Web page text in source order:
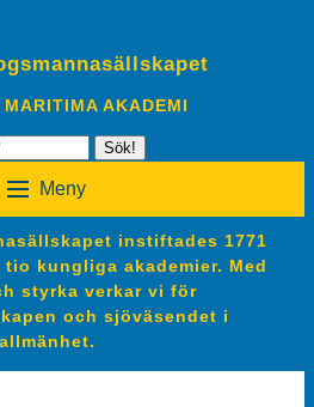
MARITIMA AKADEMI
Sök!
Meny
instiftades 1771
kungliga akademier. Med
styrka verkar vi för
och sjöväsendet i
allmänhet.